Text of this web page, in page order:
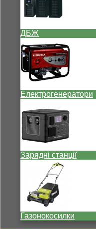
ДБЖ
Електрогенератори
Зарядні станції
Газонокосилки